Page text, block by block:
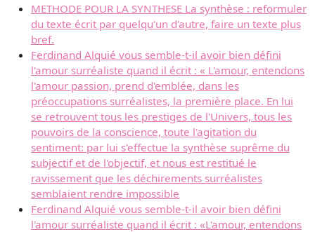
METHODE POUR LA SYNTHESE La synthèse : reformuler
du texte écrit par quelqu'un d'autre, faire un texte plus
bref.
Ferdinand Alquié vous semble-t-il avoir bien défini
l'amour surréaliste quand il écrit : « L'amour, entendons
l'amour passion, prend d'emblée, dans les
préoccupations surréalistes, la première place. En lui
se retrouvent tous les prestiges de l'Univers, tous les
pouvoirs de la conscience, toute l'agitation du
sentiment: par lui s'effectue la synthèse suprême du
subjectif et de l'objectif, et nous est restitué le
ravissement que les déchirements surréalistes
semblaient rendre impossible
Ferdinand Alquié vous semble-t-il avoir bien défini
l'amour surréaliste quand il écrit : «L'amour, entendons